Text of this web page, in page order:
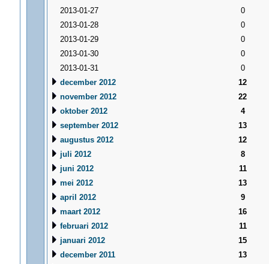
2013-01-27
0
2013-01-28
0
2013-01-29
0
2013-01-30
0
2013-01-31
0
december 2012
12
november 2012
22
oktober 2012
4
september 2012
13
augustus 2012
12
juli 2012
8
juni 2012
11
mei 2012
13
april 2012
9
maart 2012
16
februari 2012
11
januari 2012
15
december 2011
13